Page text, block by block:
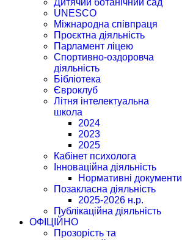
Дитячий ботанічний сад
UNESCO
Міжнародна співпраця
Проєктна діяльність
Парламент ліцею
Спортивно-оздоровча
діяльність
Бібліотека
Євроклуб
Літня інтелектуальна
школа
2024
2023
2025
Кабінет психолога
Інноваційна діяльність
Нормативні документи
Позакласна діяльність
2025-2026 н.р.
Публікаційна діяльність
ОФІЦІЙНО
Прозорість та